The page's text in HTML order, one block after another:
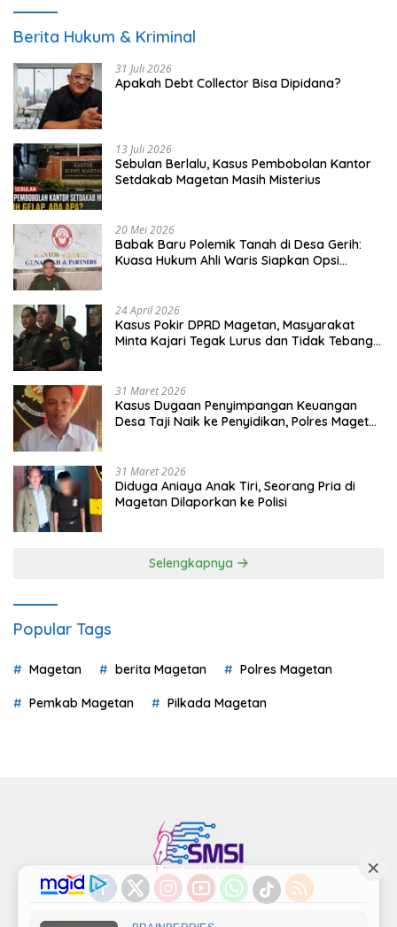
Berita Hukum & Kriminal
31 Juli 2026
Apakah Debt Collector Bisa Dipidana?
13 Juli 2026
Sebulan Berlalu, Kasus Pembobolan Kantor
Setdakab Magetan Masih Misterius
20 Mei 2026
Babak Baru Polemik Tanah di Desa Gerih:
Kuasa Hukum Ahli Waris Siapkan Opsi
24 April 2026
Kasus Pokir DPRD Magetan, Masyarakat
Minta Kajari Tegak Lurus dan Tidak Tebang
31 Maret 2026
Kasus Dugaan Penyimpangan Keuangan
Desa Taji Naik ke Penyidikan, Polres Magetan
31 Maret 2026
Diduga Aniaya Anak Tiri, Seorang Pria di
Magetan Dilaporkan ke Polisi
Selengkapnya
Popular Tags
Magetan berita Magetan Polres Magetan
Pemkab Magetan Pilkada Magetan